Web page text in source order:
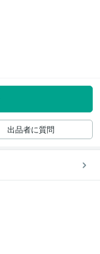
出品者に質問